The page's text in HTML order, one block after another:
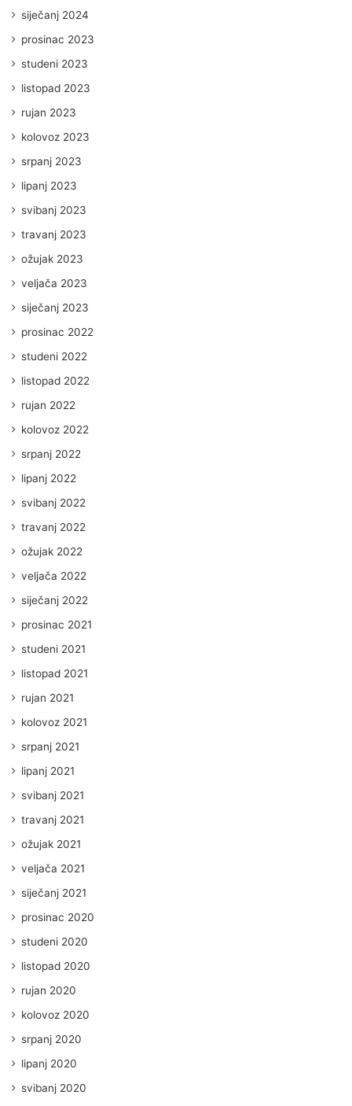
siječanj 2024
prosinac 2023
studeni 2023
listopad 2023
rujan 2023
kolovoz 2023
srpanj 2023
lipanj 2023
svibanj 2023
travanj 2023
ožujak 2023
veljača 2023
siječanj 2023
prosinac 2022
studeni 2022
listopad 2022
rujan 2022
kolovoz 2022
srpanj 2022
lipanj 2022
svibanj 2022
travanj 2022
ožujak 2022
veljača 2022
siječanj 2022
prosinac 2021
studeni 2021
listopad 2021
rujan 2021
kolovoz 2021
srpanj 2021
lipanj 2021
svibanj 2021
travanj 2021
ožujak 2021
veljača 2021
siječanj 2021
prosinac 2020
studeni 2020
listopad 2020
rujan 2020
kolovoz 2020
srpanj 2020
lipanj 2020
svibanj 2020